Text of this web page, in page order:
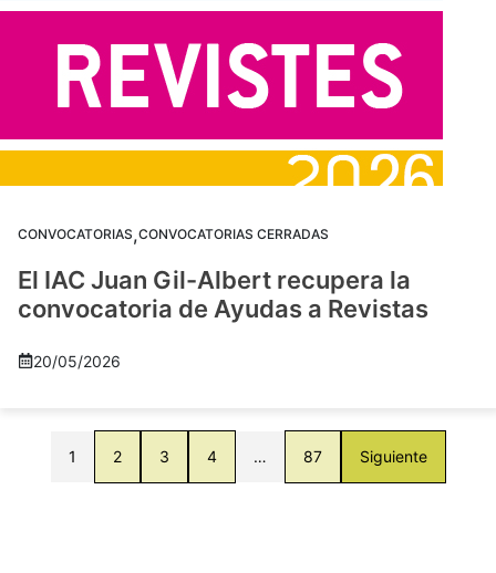
CONVOCATORIAS,CONVOCATORIAS CERRADAS
El IAC Juan Gil-Albert recupera la
convocatoria de Ayudas a Revistas
20/05/2026
1 2 3 4 … 87 Siguiente